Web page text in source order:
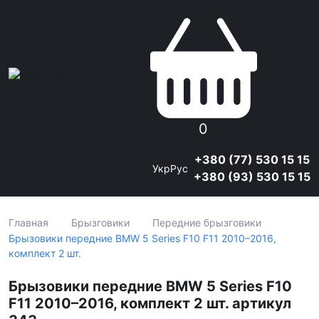
0
УкрРус
+380 (77) 530 15 15
+380 (93) 530 15 15
Главная Брызговики
Передние брызговики
Брызовики передние BMW 5 Series F10 F11 2010–2016,
комплект 2 шт.
Брызовики передние BMW 5 Series F10
F11 2010–2016, комплект 2 шт. артикул